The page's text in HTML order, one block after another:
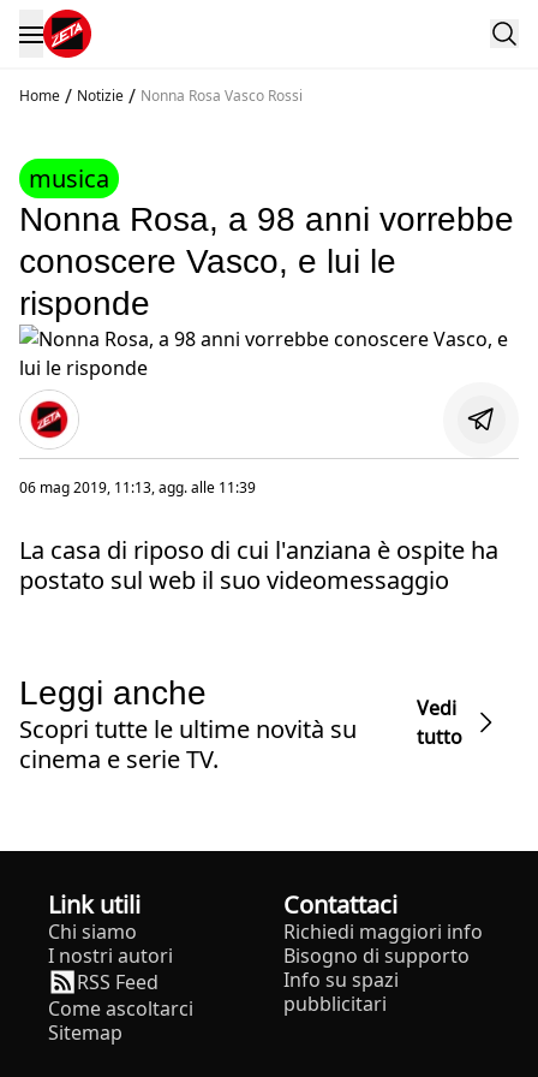
Home / Notizie / Nonna Rosa Vasco Rossi
musica
Nonna Rosa, a 98 anni vorrebbe
conoscere Vasco, e lui le
risponde
06 mag 2019, 11:13, agg. alle 11:39
La casa di riposo di cui l'anziana è ospite ha
postato sul web il suo videomessaggio
Leggi anche
Scopri tutte le ultime novità su
cinema e serie TV.
Vedi
tutto
Link utili
Chi siamo
I nostri autori
RSS Feed
Come ascoltarci
Sitemap
Contattaci
Richiedi maggiori info
Bisogno di supporto
Info su spazi
pubblicitari